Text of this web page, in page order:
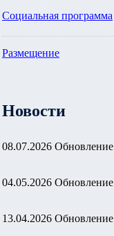
Социальная программа
Размещение
Новости
08.07.2026 Обновление
04.05.2026 Обновление
13.04.2026 Обновление